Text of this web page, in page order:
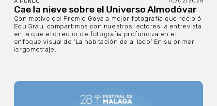
Cae la nieve sobre el Universo Almodóvar
Con motivo del Premio Goya a mejor fotografía que recibió
Edu Grau, compartimos con nuestros lectores la entrevista
en la que el director de fotografía profundiza en el
enfoque visual de ‘La habitación de al lado’ En su primer
largometraje...